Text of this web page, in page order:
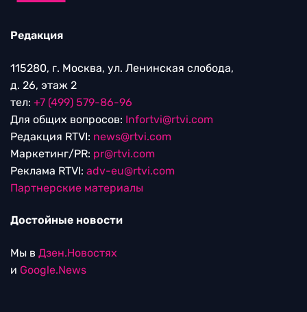
Редакция
115280, г. Москва, ул. Ленинская слобода,
д. 26, этаж 2
тел: +7 (499) 579-86-96
Для общих вопросов: Infortvi@rtvi.com
Редакция RTVI: news@rtvi.com
Маркетинг/PR: pr@rtvi.com
Реклама RTVI: adv-eu@rtvi.com
Партнерские материалы
Достойные новости
Мы в Дзен.Новостях
и Google.News